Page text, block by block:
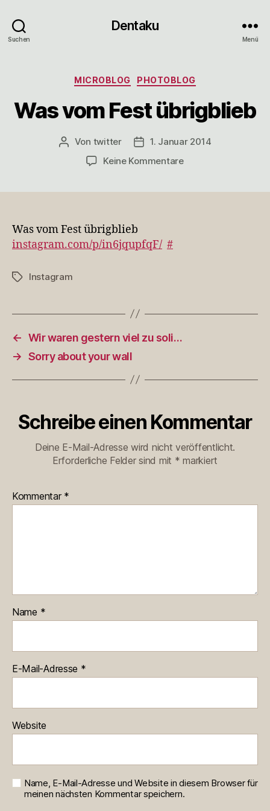
Suchen
Dentaku
Menü
Kategorien
MICROBLOG PHOTOBLOG
Was vom Fest übrigblieb
Beitragsautor
Von twitter Veröffentlichungsdatum
1. Januar 2014
Keine Kommentarezu
Was vom Fest übrigblieb
instagram.com/p/in6jqupfqF/ #
Schlagwörter
Instagram
← Wir waren gestern viel zu soli…
→ Sorry about your wall
Schreibe einen Kommentar
Deine E-Mail-Adresse wird nicht veröffentlicht.
Erforderliche Felder sind mit * markiert
Kommentar *
Name *
E-Mail-Adresse *
Website
Name, E-Mail-Adresse und Website in diesem Browser für
meinen nächsten Kommentar speichern.